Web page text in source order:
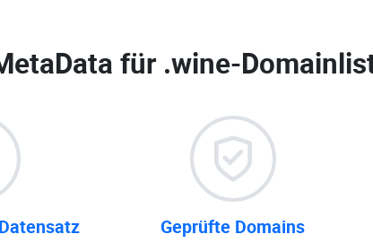
für .wine-
Geprüfte Domains